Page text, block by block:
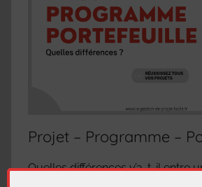
Projet – Programme –
Quelles différences y’a-t-il entre